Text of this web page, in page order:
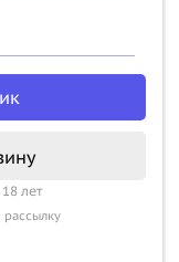
лет
рассылку